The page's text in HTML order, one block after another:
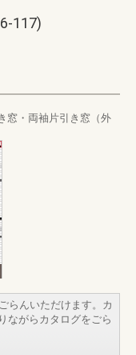
117)
窓・両袖片引き窓（外
らんいただけます。カ
ながらカタログをごら